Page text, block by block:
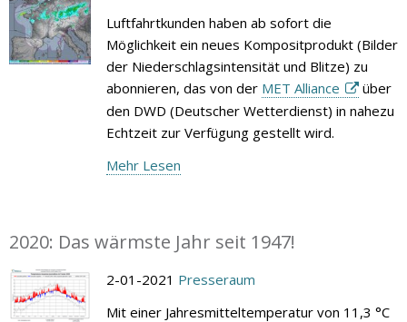
Luftfahrtkunden haben ab sofort die
Möglichkeit ein neues Kompositprodukt (Bilder
der Niederschlagsintensität und Blitze) zu
abonnieren, das von der MET Alliance
über
den DWD (Deutscher Wetterdienst) in nahezu
Echtzeit zur Verfügung gestellt wird.
Mehr Lesen
2020: Das wärmste Jahr seit 1947!
2-01-2021 Presseraum
Mit einer Jahresmitteltemperatur von 11,3 °C